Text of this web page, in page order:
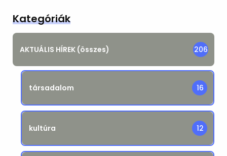
Kategóriák
AKTUÁLIS HÍREK (összes) 206
társadalom 16
kultúra 12